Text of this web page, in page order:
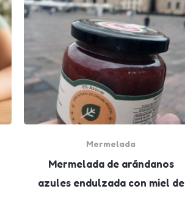
Mermelada
Mermelada de arándanos
azules endulzada con miel de